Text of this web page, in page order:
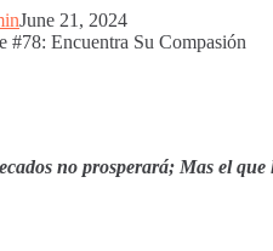
June 21, 2024
no prosperará; Mas el